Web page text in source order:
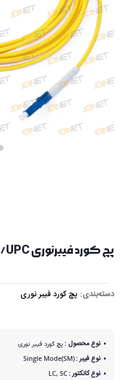
پچ کورد فیبرنوری Simplex SC/UPC-LC/UPC
دسته‌بندی: پچ کورد فیبر نوری
نوع محصول :پچ کورد فیبر نوری
نوع فیبر :Single Mode(SM)
نوع کانکتور :LC, SC